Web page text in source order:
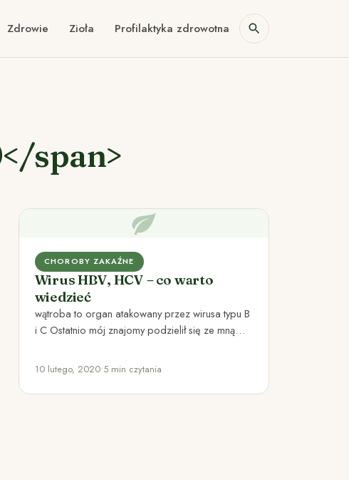
Zdrowie Zioła Profilaktyka zdrowotna
span>
CHOROBY ZAKAŹNE
Wirus HBV, HCV – co warto
wiedzieć
wątroba to organ atakowany przez wirusa typu B
i C Ostatnio mój znajomy podzielił się ze mną
10 lutego, 2020•5 min czytania